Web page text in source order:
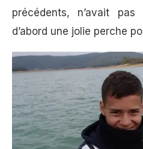
précédents, n’avait
d’abord une jolie perche